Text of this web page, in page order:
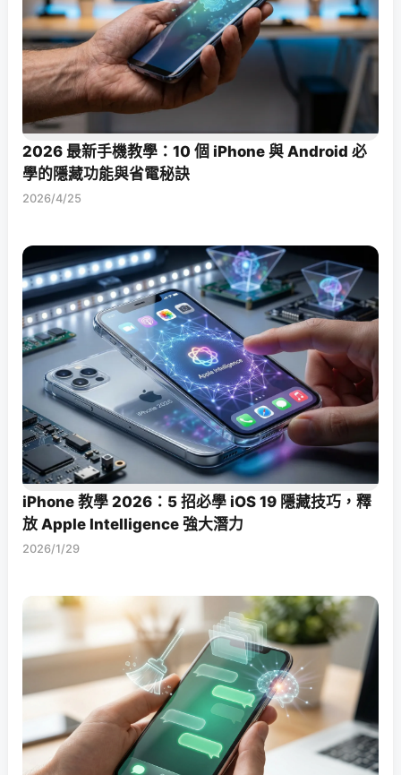
2026 最新手機教學：10 個 iPhone 與 Android 必
學的隱藏功能與省電秘訣
2026/4/25
iPhone 教學 2026：5 招必學 iOS 19 隱藏技巧，釋
放 Apple Intelligence 強大潛力
2026/1/29